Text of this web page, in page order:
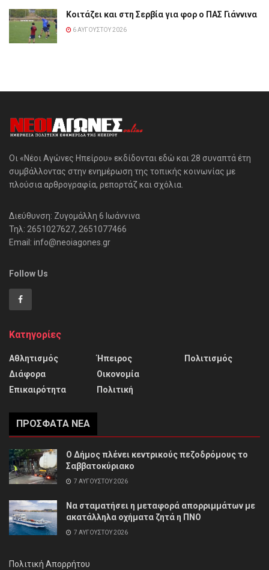
Κοιτάζει και στη Σερβία για φορ ο ΠΑΣ Γιάννινα
6 ΑΥΓΟΎΣΤΟΥ 2026
Οι «Νέοι Αγώνες Ηπείρου» εκδίδονται εδώ και 28 συναπτά έτη
συμβάλλοντας στην ενημέρωση της τοπικής κοινωνίας με
πλούσια αρθρογραφία, ρεπορτάζ και σχόλια.
Διεύθυνση: Ζυγομάλλη 6 Ιωάννινα
Τηλ: 2651027627, 2651077466
Email: info@neoiagones.gr
Follow Us
Κατηγορίες
Αθλητισμός
Διάφορα
Επικαιρότητα
Ήπειρος
Οικονομία
Πολιτική
Πολιτισμός
ΠΡΌΣΦΑΤΑ ΝΈΑ
Ο Δήμος πλένει κεντρικούς πεζοδρόμους το
Σαββατοκύριακο
7 ΑΥΓΟΎΣΤΟΥ 2026
Να σταματήσει η μεταφορά απορριμμάτων με
ακατάλληλα οχήματα ζητά η ΠΝΟ
7 ΑΥΓΟΎΣΤΟΥ 2026
Πολιτική Απορρήτου